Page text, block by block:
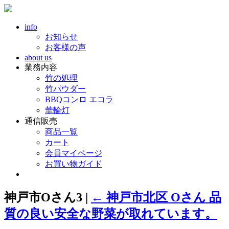
info
お知らせ
お客様の声
about us
業務内容
竹の処理
竹パウダー
BBQコンロ エコラ
華輪灯
通信販売
商品一覧
カート
会員マイページ
お買い物ガイド
神戸市Oさん3 | ←神戸市北区 Oさん 品
質の良い安全な野菜が取れています。